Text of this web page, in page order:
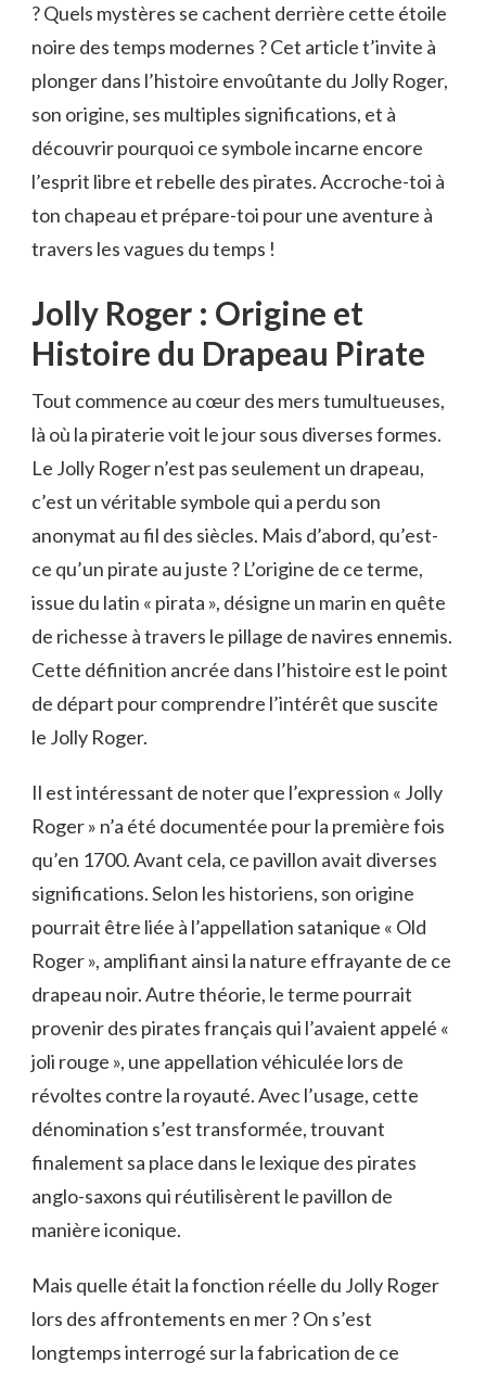
? Quels mystères se cachent derrière cette étoile
noire des temps modernes ? Cet article t’invite à
plonger dans l’histoire envoûtante du Jolly Roger,
son origine, ses multiples significations, et à
découvrir pourquoi ce symbole incarne encore
l’esprit libre et rebelle des pirates. Accroche-toi à
ton chapeau et prépare-toi pour une aventure à
travers les vagues du temps !
Jolly Roger : Origine et
Histoire du Drapeau Pirate
Tout commence au cœur des mers tumultueuses,
là où la piraterie voit le jour sous diverses formes.
Le Jolly Roger n’est pas seulement un drapeau,
c’est un véritable symbole qui a perdu son
anonymat au fil des siècles. Mais d’abord, qu’est-
ce qu’un pirate au juste ? L’origine de ce terme,
issue du latin « pirata », désigne un marin en quête
de richesse à travers le pillage de navires ennemis.
Cette définition ancrée dans l’histoire est le point
de départ pour comprendre l’intérêt que suscite
le Jolly Roger.
Il est intéressant de noter que l’expression « Jolly
Roger » n’a été documentée pour la première fois
qu’en 1700. Avant cela, ce pavillon avait diverses
significations. Selon les historiens, son origine
pourrait être liée à l’appellation satanique « Old
Roger », amplifiant ainsi la nature effrayante de ce
drapeau noir. Autre théorie, le terme pourrait
provenir des pirates français qui l’avaient appelé «
joli rouge », une appellation véhiculée lors de
révoltes contre la royauté. Avec l’usage, cette
dénomination s’est transformée, trouvant
finalement sa place dans le lexique des pirates
anglo-saxons qui réutilisèrent le pavillon de
manière iconique.
Mais quelle était la fonction réelle du Jolly Roger
lors des affrontements en mer ? On s’est
longtemps interrogé sur la fabrication de ce